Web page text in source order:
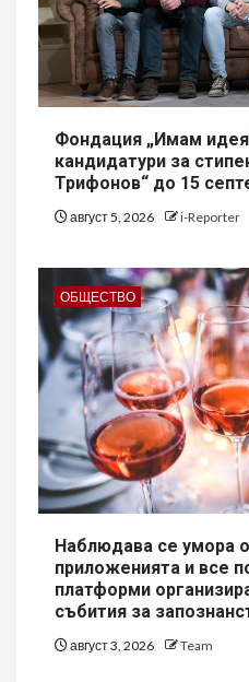
Фондация „Имам
кандидатури за
Трифонов“ до 15
август 5, 2026 i-Reporter
ОБЩЕСТВО
Наблюдава се умора
приложенията и все
платформи
събития за
август 3, 2026 Team